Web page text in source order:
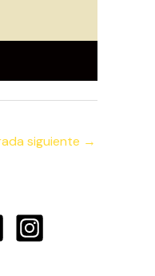
siguiente →